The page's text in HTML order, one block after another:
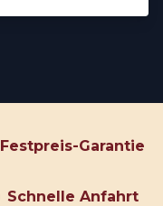
Festpreis-Garantie
Schnelle Anfahrt